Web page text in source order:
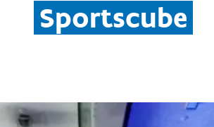
Sportscube